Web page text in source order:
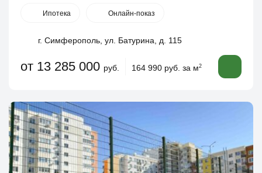
Ипотека Онлайн-показ
г. Симферополь, ул. Батурина, д. 115
от 13 285 000 руб. 164 990 руб. за м2